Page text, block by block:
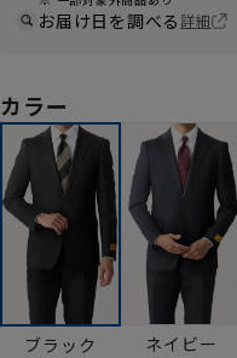
お届け日を調べる詳細
カラー
ブラック ネイビー